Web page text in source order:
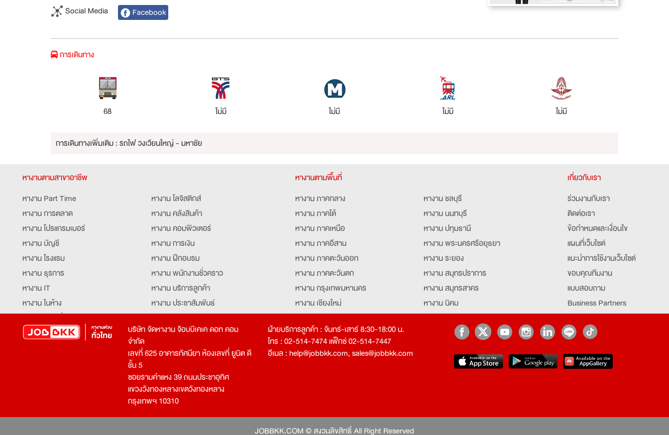
Social Media
Facebook
การเดินทาง
68 ไม่มี ไม่มี ไม่มี ไม่มี
การเดินทางเพิ่มเติม : รถไฟ วงเวียนใหญ่ - มหาชัย
หางานตามสาขาอาชีพ
หางาน Part Time
หางาน การตลาด
หางาน โปรแกรมเมอร์
หางาน บัญชี
หางาน โรงแรม
หางาน ธุรการ
หางาน IT
หางาน ในห้าง
หางาน ท่องเที่ยว
หางาน จัดซื้อ
หางาน เจ้าหน้าที่รักษาความปลอดภัย
หางาน โลจิสติกส์
หางาน คลังสินค้า
หางาน คอมพิวเตอร์
หางาน การเงิน
หางาน ฝึกอบรม
หางาน พนักงานชั่วคราว
หางาน บริการลูกค้า
หางาน ประชาสัมพันธ์
หางาน รับโทรศัพท์
หางาน ประสานงาน
หางาน จองตั๋ว
หางาน กุ๊ก
หางาน นักศึกษาฝึกงาน
หางาน Mobile Application
Developer
หางานตามพื้นที่
หางาน ภาคกลาง
หางาน ภาคใต้
หางาน ภาคเหนือ
หางาน ภาคอีสาน
หางาน ภาคตะวันออก
หางาน ภาคตะวันตก
หางาน กรุงเทพมหานคร
หางาน เชียงใหม่
หางาน ฉะเชิงเทรา
หางาน ชลบุรี
หางาน นนทบุรี
หางาน ปทุมธานี
หางาน พระนครศรีอยุธยา
หางาน ระยอง
หางาน สมุทรปราการ
หางาน สมุทรสาคร
หางาน นิคม
หางานอยุธยา
เกี่ยวกับเรา
ร่วมงานกับเรา
ติดต่อเรา
ข้อกำหนดและเงื่อนไข
แผนที่เว็บไซต์
แนะนำการใช้งานเว็บไซต์
ขอบคุณทีมงาน
แบบสอบถาม
Business Partners
Partner มหาวิทยาลัย
Job Index
job
บริษัท จัดหางาน จ๊อบบีเคเค ดอท คอม
จำกัด
เลขที่ 625 อาคารทัศนียา ห้องเลขที่ ยูนิต ดี
ชั้น 5
ซอยรามคำแหง 39 ถนนประชาอุทิศ
แขวงวังทองหลางเขตวังทองหลาง
กรุงเทพฯ 10310
ฝ่ายบริการลูกค้า : จันทร์-เสาร์ 8:30-18:00 น.
โทร : 02-514-7474 แฟ็กซ์ 02-514-7447
อีเมล : help@jobbkk.com,sales@jobbkk.com
JOBBKK.COM © สงวนลิขสิทธิ์ All Right Reserved